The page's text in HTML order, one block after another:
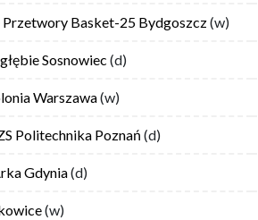
Przetwory Basket-25 Bydgoszcz(w)
Sosnowiec (d)
Warszawa(w)
Politechnika Poznań (d)
Gdynia(d)
(w)
Przetwory Basket-25 Bydgoszcz(w)
Sosnowiec (d)
Warszawa(w)
Politechnika Poznań (d)
Gdynia(d)
(w)